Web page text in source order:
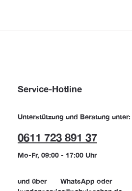
Service-Hotline
Unterstützung und Beratung unter:
0611 723 891 37
Mo-Fr, 09:00 - 17:00 Uhr
und über WhatsApp oder